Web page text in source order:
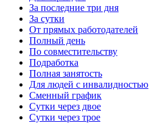
За последние три дня
За сутки
От прямых работодателей
Полный день
По совместительству
Подработка
Полная занятость
Для людей с инвалидностью
Сменный график
Сутки через двое
Сутки через трое